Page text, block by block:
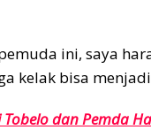
ini, saya
kelak bisa
dan Pemda